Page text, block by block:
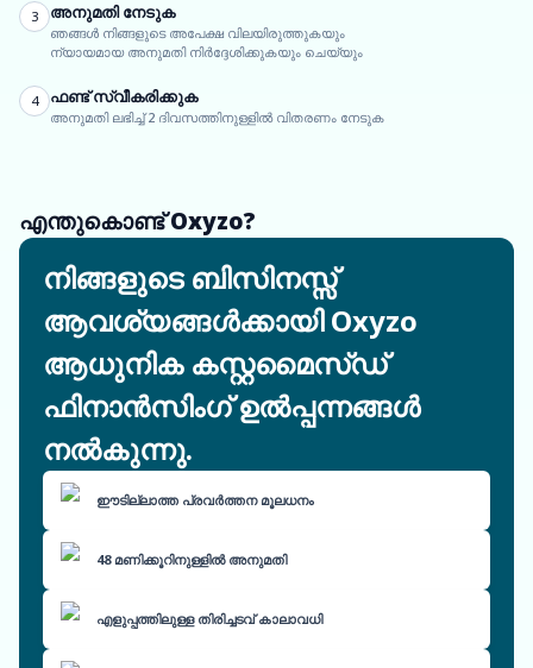
3 അനുമതി നേടുക
ഞങ്ങൾ നിങ്ങളുടെ അപേക്ഷ വിലയിരുത്തുകയും
ന്യായമായ അനുമതി നിർദ്ദേശിക്കുകയും ചെയ്യും
4 ഫണ്ട് സ്വീകരിക്കുക
അനുമതി ലഭിച്ച് 2 ദിവസത്തിനുള്ളിൽ വിതരണം നേടുക
എന്തുകൊണ്ട് Oxyzo?
നിങ്ങളുടെ ബിസിനസ്സ്
ആവശ്യങ്ങൾക്കായി Oxyzo
ആധുനിക കസ്റ്റമൈസ്ഡ്
ഫിനാൻസിംഗ് ഉൽപ്പന്നങ്ങൾ
നൽകുന്നു.
ഈടില്ലാത്ത പ്രവർത്തന മൂലധനം
48 മണിക്കൂറിനുള്ളിൽ അനുമതി
എളുപ്പത്തിലുള്ള തിരിച്ചടവ് കാലാവധി